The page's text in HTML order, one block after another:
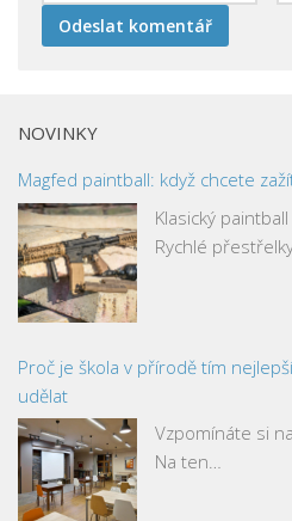
NOVINKY
Magfed paintball: když chcete
Klasický
Rychlé
Proč je škola v přírodě tím
udělat
Vzpomínáte si
Na ten…